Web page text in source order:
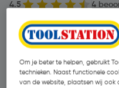
4.5 4
Om je beter te helpen, gebruikt
technieken. Naast functionele
van de website, plaatsen wij ook